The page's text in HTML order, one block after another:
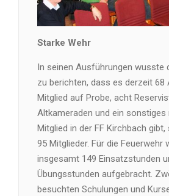
Starke Wehr
In seinen Ausführungen wusste
zu berichten, dass es derzeit 68
Mitglied auf Probe, acht
Altkameraden und ein sonstiges
Mitglied in der FF Kirchbach
95 Mitglieder. Für die Feuerwehr
insgesamt 149 Einsatzstunden
Übungsstunden aufgebracht.
besuchten Schulungen und